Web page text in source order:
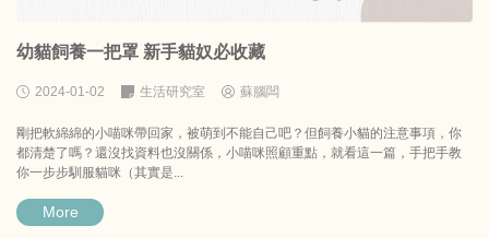
幼貓飼養一把罩 新手貓奴必收藏
2024-01-02 生活研究室 蘇腦闆
剛把軟綿綿的小喵咪帶回家，被萌到不能自己吧？但飼養小貓的注意事項，你
都清楚了嗎？還沒找資料也沒關係，小喵咪照顧重點，就看這一篇，手把手教
你一步步馴服貓咪（其實是...
More